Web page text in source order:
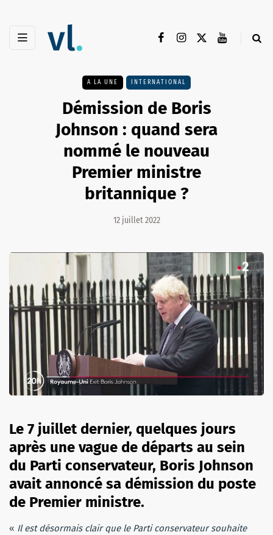
A LA UNE INTERNATIONAL
Démission de Boris
Johnson : quand sera
nommé le nouveau
Premier ministre
britannique ?
12 juillet 2022
Le 7 juillet dernier, quelques jours
après une vague de départs au sein
du Parti conservateur, Boris Johnson
avait annoncé sa démission du poste
de Premier ministre.
« Il est désormais clair que le Parti conservateur souhaite